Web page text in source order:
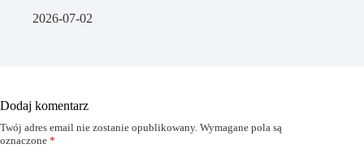
2026-07-02
Dodaj komentarz
Twój adres email nie zostanie opublikowany. Wymagane pola są
oznaczone *